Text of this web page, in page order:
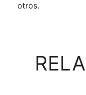
otros.